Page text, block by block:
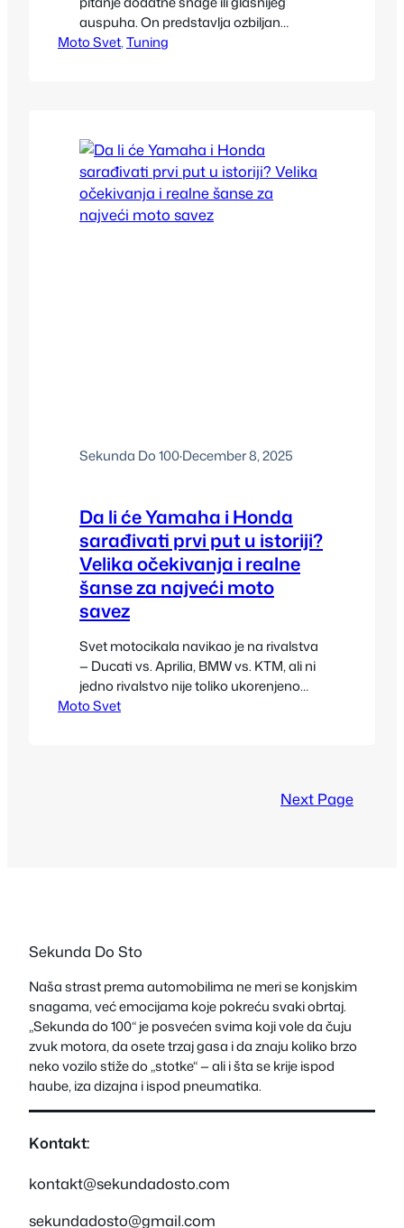
auspuha. On predstavlja ozbiljan
zahvat u mehaniku, elektroniku i
dovesti do skupih kvarova, gubitka
snage i ugrožene bezbednosti. Zato je
pitanje kako izabrati pravog…
Moto Svet, Tuning
Sekunda Do 100·December 8, 2025
Da li će Yamaha i Honda
sarađivati prvi put u istoriji?
Velika očekivanja i realne
šanse za najveći moto
savez
Svet motocikala navikao je na rivalstva
— Ducati vs. Aprilia, BMW vs. KTM, ali ni
jedno rivalstvo nije toliko ukorenjeno
kao Honda vs. Yamaha. Ove dve
proizvodnji. Zato je pitanje da li će
Moto Svet
Next Page
Sekunda Do Sto
Naša strast prema automobilima ne meri se konjskim
snagama, već emocijama koje pokreću svaki obrtaj.
„Sekunda do 100“ je posvećen svima koji vole da čuju
zvuk motora, da osete trzaj gasa i da znaju koliko brzo
neko vozilo stiže do „stotke“ — ali i šta se krije ispod
haube, iza dizajna i ispod pneumatika.
Kontakt:
kontakt@sekundadosto.com
sekundadosto@gmail.com